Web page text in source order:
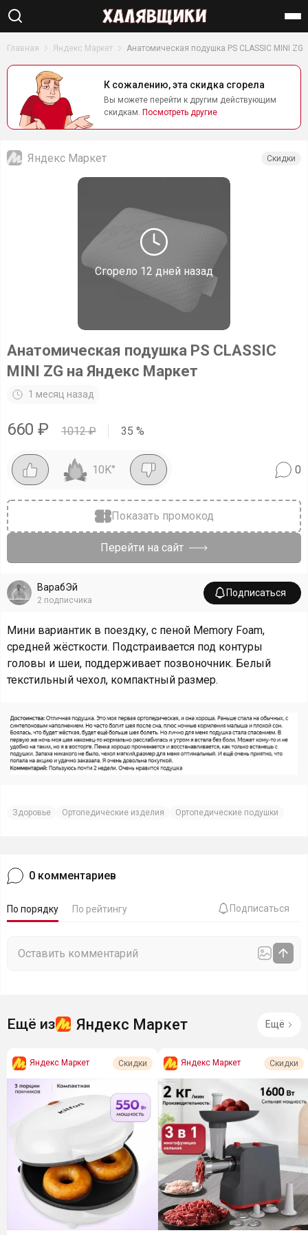
Найти
Главная Яндекс Маркет Анатомическая подушка PS CLASSIC MINI ZG
К сожалению, эта скидка сгорела
Вы можете перейти к другим действующим
скидкам. Посмотреть другие
Сгорело 12 дней назад
Яндекс Маркет Скидки
Анатомическая подушка PS CLASSIC
MINI ZG на Яндекс Маркет
1 месяц назад
660 ₽ 1012₽ 35 %
10K° 0
Показать промокод
Перейти на сайт
ВарабЭй
2 подписчика
Подписаться
Мини вариантик в поездку, с пеной Memory Foam,
средней жёсткости. Подстраивается под контуры
головы и шеи, поддерживает позвоночник. Белый
текстильный чехол, компактный размер.
Здоровье Ортопедические изделия Ортопедические подушки
0 комментариев
По порядку По рейтингу Подписаться
Ещё из Яндекс Маркет Ещё
Яндекс Маркет Скидки Яндекс Маркет Скидки